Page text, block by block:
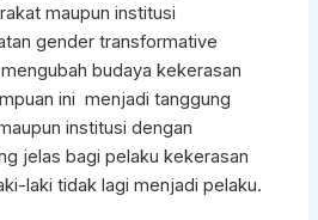
maupun institusi
gender transformative
budaya kekerasan
ini menjadi tanggung
institusi dengan
jelas bagi pelaku kekerasan
laki tidak lagi menjadi pelaku.